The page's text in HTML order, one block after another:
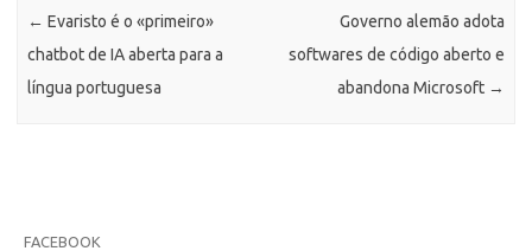
← Evaristo é o «primeiro»
chatbot de IA aberta para a
língua portuguesa
Governo alemão adota
softwares de código aberto e
abandona Microsoft →
FACEBOOK